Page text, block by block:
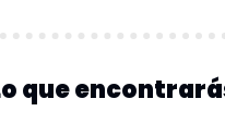
que